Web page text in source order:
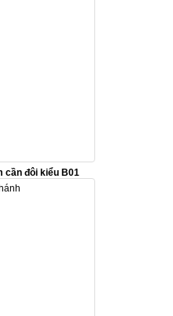
cần đôi kiểu B01